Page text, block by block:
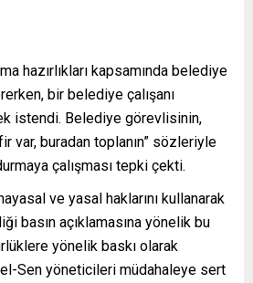
hazırlıkları kapsamında belediye
bir belediye çalışanı
istendi. Belediye görevlisinin,
var, buradan toplanın” sözleriyle
çalışması tepki çekti.
ve yasal haklarını kullanarak
basın açıklamasına yönelik bu
yönelik baskı olarak
Sen yöneticileri müdahaleye sert